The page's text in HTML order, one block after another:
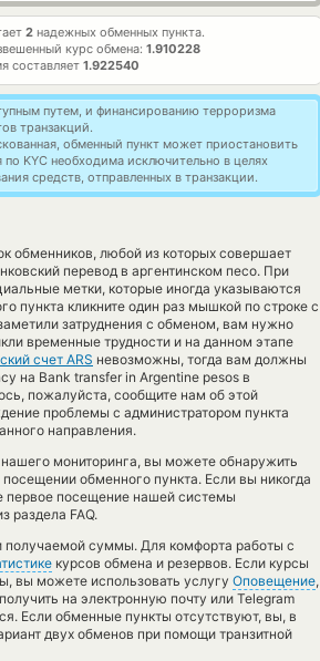
2 надежных обменных пункта.
курс обмена: 1.910228
составляет 1.922540
путем, и финансированию терроризма
транзакций.
обменный пункт может приостановить
KYC необходима исключительно в целях
средств, отправленных в транзакции.
обменников, любой из которых совершает
перевод в аргентинском песо. При
метки, которые иногда указываются
пункта кликните один раз мышкой по строке с
затруднения с обменом, вам нужно
временные трудности и на данном этапе
счет ARS невозможны, тогда вам должны
на Bank transfer in Argentine pesos в
пожалуйста, сообщите нам об этой
проблемы с администратором пункта
направления.
мониторинга, вы можете обнаружить
обменного пункта. Если вы никогда
первое посещение нашей системы
раздела FAQ.
получаемой суммы. Для комфорта работы с
курсов обмена и резервов. Если курсы
вы можете использовать услугу Оповещение,
на электронную почту или Telegram
Если обменные пункты отсутствуют, вы, в
двух обменов при помощи транзитной